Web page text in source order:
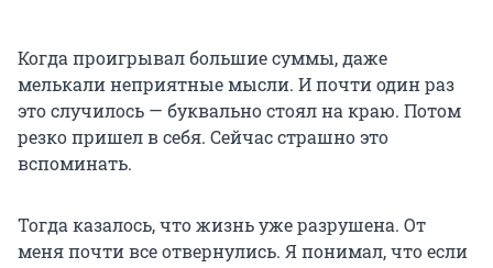
Когда проигрывал большие суммы, даже
мелькали неприятные мысли. И почти один раз
это случилось — буквально стоял на краю. Потом
резко пришел в себя. Сейчас страшно это
вспоминать.
Тогда казалось, что жизнь уже разрушена. От
меня почти все отвернулись. Я понимал, что если